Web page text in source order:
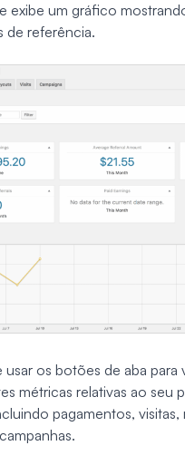
exibe um gráfico
de referência.
os botões de aba para
métricas relativas ao seu
pagamentos, visitas,